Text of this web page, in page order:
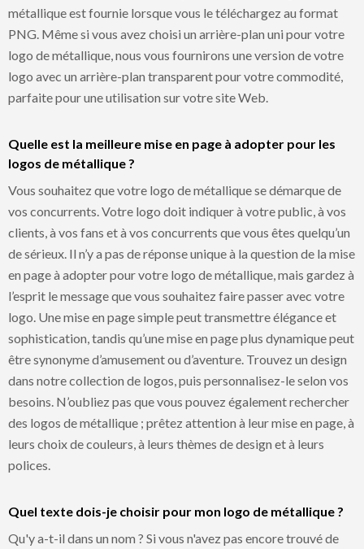
métallique est fournie lorsque vous le téléchargez au format
PNG. Même si vous avez choisi un arrière-plan uni pour votre
logo de métallique, nous vous fournirons une version de votre
logo avec un arrière-plan transparent pour votre commodité,
parfaite pour une utilisation sur votre site Web.
Quelle est la meilleure mise en page à adopter pour les
logos de métallique ?
Vous souhaitez que votre logo de métallique se démarque de
vos concurrents. Votre logo doit indiquer à votre public, à vos
clients, à vos fans et à vos concurrents que vous êtes quelqu’un
de sérieux. Il n’y a pas de réponse unique à la question de la mise
en page à adopter pour votre logo de métallique, mais gardez à
l’esprit le message que vous souhaitez faire passer avec votre
logo. Une mise en page simple peut transmettre élégance et
sophistication, tandis qu’une mise en page plus dynamique peut
être synonyme d’amusement ou d’aventure. Trouvez un design
dans notre collection de logos, puis personnalisez-le selon vos
besoins. N’oubliez pas que vous pouvez également rechercher
des logos de métallique ; prêtez attention à leur mise en page, à
leurs choix de couleurs, à leurs thèmes de design et à leurs
polices.
Quel texte dois-je choisir pour mon logo de métallique ?
Qu'y a-t-il dans un nom ? Si vous n'avez pas encore trouvé de